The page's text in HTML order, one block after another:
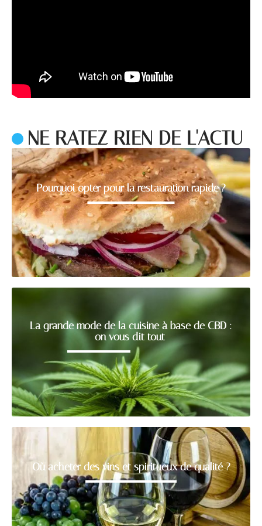
NE RATEZ RIEN DE L'ACTU
Pourquoi opter pour la restauration rapide ?
La grande mode de la cuisine à base de CBD :
on vous dit tout
Où acheter des vins et spiritueux de qualité ?